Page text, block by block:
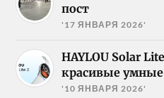
пост
'17 ЯНВАРЯ 2026'
HAYLOU Solar
красивые
'10 ЯНВАРЯ 2026'